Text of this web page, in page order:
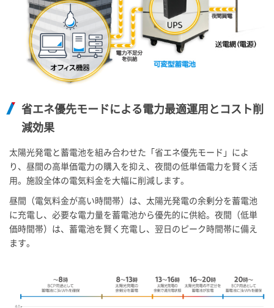
省エネ優先モードによる電力最適運用とコスト削
減効果
太陽光発電と蓄電池を組み合わせた「省エネ優先モード」によ
り、昼間の高単価電力の購入を抑え、夜間の低単価電力を賢く活
用。施設全体の電気料金を大幅に削減します。
昼間（電気料金が高い時間帯）は、太陽光発電の余剰分を蓄電池
に充電し、必要な電力量を蓄電池から優先的に供給。夜間（低単
価時間帯）は、蓄電池を賢く充電し、翌日のピーク時間帯に備え
ます。